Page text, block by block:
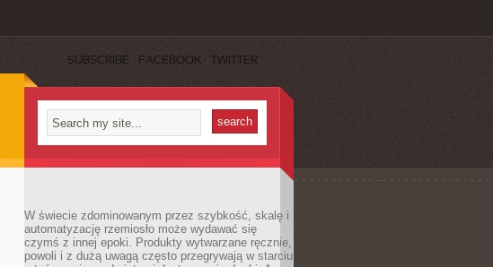
SUBSCRIBE FACEBOOK TWITTER
W świecie zdominowanym przez szybkość, skalę i
automatyzację rzemiosło może wydawać się
czymś z innej epoki. Produkty wytwarzane ręcznie,
powoli i z dużą uwagą często przegrywają w starciu